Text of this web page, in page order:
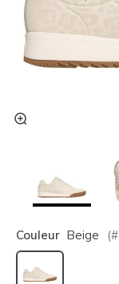
Couleur Beige (#